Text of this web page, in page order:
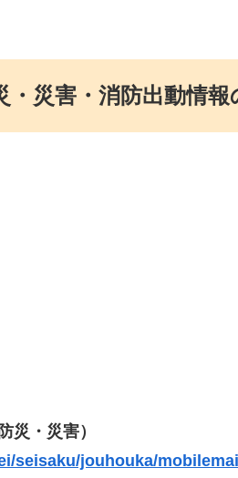
・災害・消防出動情報
災・災害）
seisaku/jouhouka/